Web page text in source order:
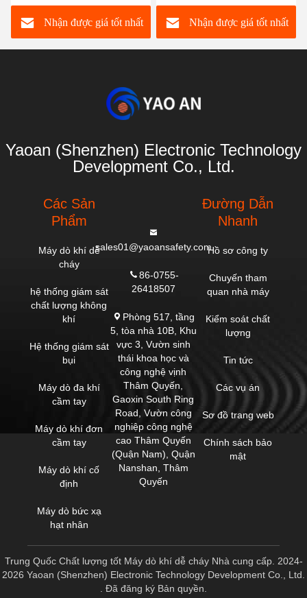
chất lượng không khí
ngoài trời Pm10 Bụi
Pm2.5 Kích thước
Nhận được giá tốt nhất
Máy theo dõi không khí
Máy phát hiện bụi laser
Nhận được giá tốt nhất
Yaoan (Shenzhen) Electronic Technology
Development Co., Ltd.
Các Sản
Phẩm
Máy dò khí dễ
cháy
hệ thống giám sát
chất lượng không
khí
Hệ thống giám sát
bụi
Máy dò đa khí
cầm tay
Máy dò khí đơn
cầm tay
Máy dò khí cố
định
Máy dò bức xạ
hạt nhân
sales01@yaoansafety.com
86-0755-
26418507
Phòng 517, tầng
5, tòa nhà 10B, Khu
vực 3, Vườn sinh
thái khoa học và
công nghệ vịnh
Thâm Quyến,
Gaoxin South Ring
Road, Vườn công
nghiệp công nghệ
cao Thâm Quyến
(Quận Nam), Quận
Nanshan, Thâm
Quyến
Đường Dẫn
Nhanh
Hồ sơ công ty
Chuyến tham
quan nhà máy
Kiểm soát chất
lượng
Tin tức
Các vụ án
Sơ đồ trang web
Chính sách bảo
mật
Trung Quốc Chất lượng tốt Máy dò khí dễ cháy Nhà cung cấp. 2024-
2026 Yaoan (Shenzhen) Electronic Technology Development Co., Ltd.
. Đã đăng ký Bản quyền.